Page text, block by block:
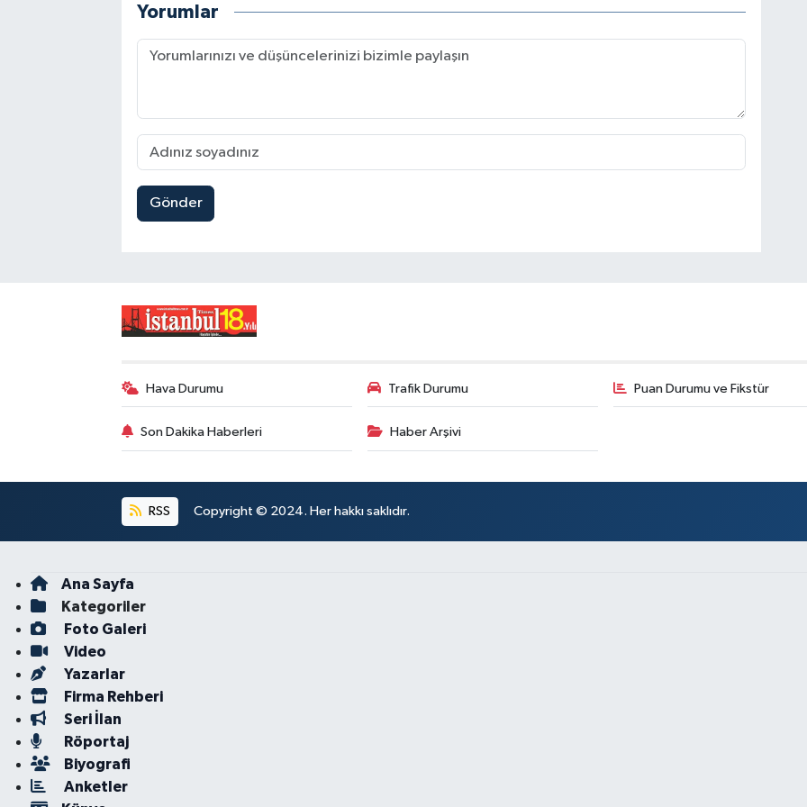
Yorumlar
Gönder
Hava Durumu Trafik Durumu Puan Durumu ve Fikstür
Son Dakika Haberleri Haber Arşivi
RSS Copyright © 2024. Her hakkı saklıdır.
Ana Sayfa
Kategoriler
Foto Galeri
Video
Yazarlar
Firma Rehberi
Seri İlan
Röportaj
Biyografi
Anketler